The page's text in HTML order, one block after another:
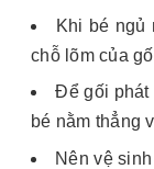
Khi bé ngủ
chỗ lõm của
Để gối phát
bé nằm thẳng
Nên vệ